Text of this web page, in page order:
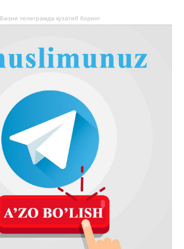
Бизни телеграмда кузатиб боринг